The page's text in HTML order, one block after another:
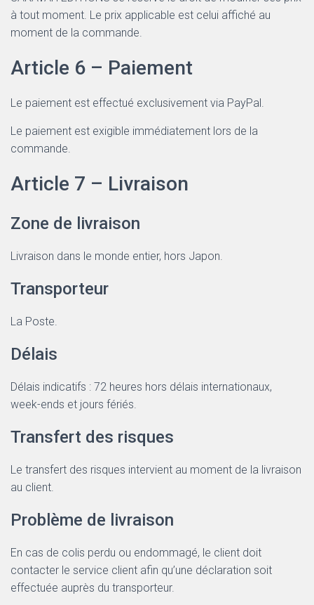
à tout moment. Le prix applicable est celui affiché au
moment de la commande.
Article 6 – Paiement
Le paiement est effectué exclusivement via PayPal.
Le paiement est exigible immédiatement lors de la
commande.
Article 7 – Livraison
Zone de livraison
Livraison dans le monde entier, hors Japon.
Transporteur
La Poste.
Délais
Délais indicatifs : 72 heures hors délais internationaux,
week-ends et jours fériés.
Transfert des risques
Le transfert des risques intervient au moment de la livraison
au client.
Problème de livraison
En cas de colis perdu ou endommagé, le client doit
contacter le service client afin qu’une déclaration soit
effectuée auprès du transporteur.